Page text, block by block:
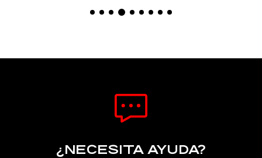
¿NECESITA AYUDA?